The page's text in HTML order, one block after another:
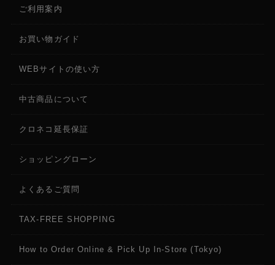
ご利用案内
お買い物ガイド
WEBサイトの使い方
中古商品について
クロネコ延長保証
ショッピングローン
よくあるご質問
TAX-FREE SHOPPING
How to Order Online & Pick Up In-Store (Tokyo)